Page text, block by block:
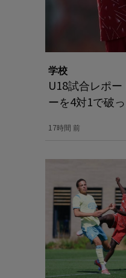
学校
U18試合レポ
ーを4対1で破
17時間 前